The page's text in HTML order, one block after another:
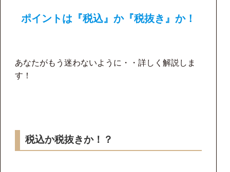
ポイントは『税込』か『税抜き』か！
あなたがもう迷わないように・・詳しく解説しま
す！
税込か税抜きか！？